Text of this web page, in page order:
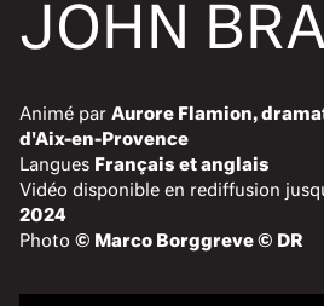
JOHN
Animé par Aurore Flamion,
d'Aix-en-Provence
Langues Français et anglais
Vidéo disponible en rediffusion
2024
Photo © Marco Borggreve © DR